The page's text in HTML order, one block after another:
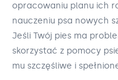
opracowaniu planu ich
nauczeniu psa nowych
Jeśli Twój pies ma
skorzystać z pomocy
mu szczęśliwe i